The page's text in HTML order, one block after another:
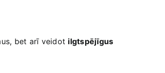
⁣bet arī veidot ilgtspējīgus